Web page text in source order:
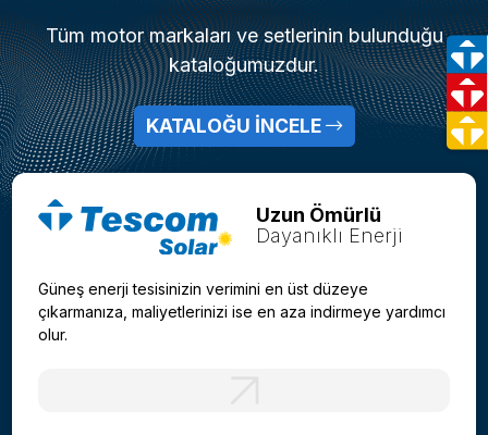
Tüm motor markaları ve setlerinin bulunduğu
kataloğumuzdur.
KATALOĞU İNCELE
Uzun Ömürlü
Dayanıklı Enerji
Güneş enerji tesisinizin verimini en üst düzeye
çıkarmanıza, maliyetlerinizi ise en aza indirmeye yardımcı
olur.